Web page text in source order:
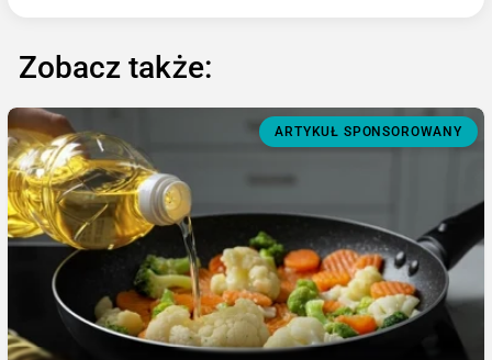
Zobacz także:
ARTYKUŁ SPONSOROWANY